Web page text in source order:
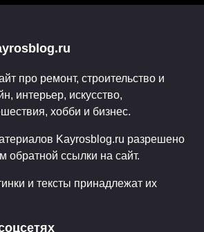
про ремонт, строительство и
интерьер, искусство,
хобби и бизнес.
Kayrosblog.ru разрешено
обратной ссылки на сайт.
и тексты принадлежат их